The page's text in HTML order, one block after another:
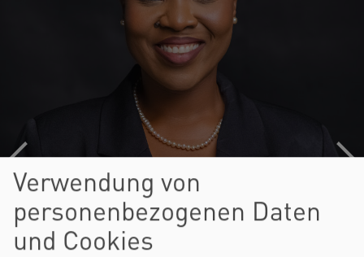
Verwendung von
personenbezogenen Daten
und Cookies